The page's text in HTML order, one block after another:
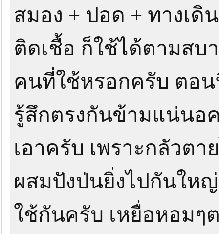
สมอง + ปอด + ทางเดิ
ติดเชื้อ ก็ใช้ได้ตามสบ
คนที่ใช้หรอกครับ ตอน
รู้สึกตรงกันข้ามแน่นอ
เอาครับ เพราะกลัวต
ผสมปังป่นยิ่งไปกันให
ใช้กันครับ เหยื่อหอมๆ